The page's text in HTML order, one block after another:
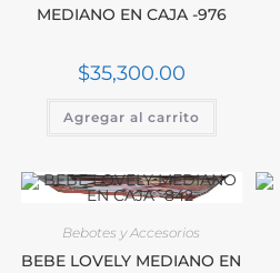
MEDIANO EN CAJA -976
$35,300.00
Agregar al carrito
Bebotes y Accesorios
BEBE LOVELY MEDIANO EN